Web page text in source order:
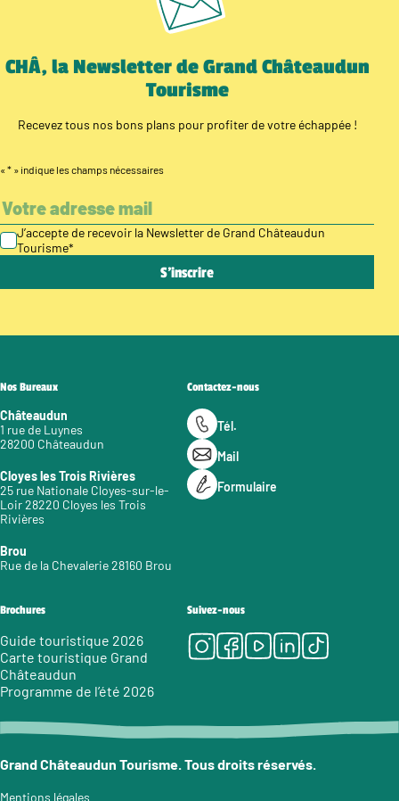
CHÂ, la Newsletter de Grand Châteaudun
Tourisme
Recevez tous nos bons plans pour profiter de votre échappée !
« * » indique les champs nécessaires
J’accepte de recevoir la Newsletter de Grand Châteaudun
Tourisme*
Nos Bureaux
Châteaudun
1 rue de Luynes
28200 Châteaudun
Cloyes les Trois Rivières
25 rue Nationale Cloyes-sur-le-
Loir 28220 Cloyes les Trois
Rivières
Brou
Rue de la Chevalerie 28160 Brou
Contactez-nous
Tél.
Mail
Formulaire
Brochures
Guide touristique 2026
Carte touristique Grand
Châteaudun
Programme de l’été 2026
Suivez-nous
Instagram
Facebook
Youtube
LinkedIn
Tiktok
Grand Châteaudun Tourisme. Tous droits réservés.
Mentions légales